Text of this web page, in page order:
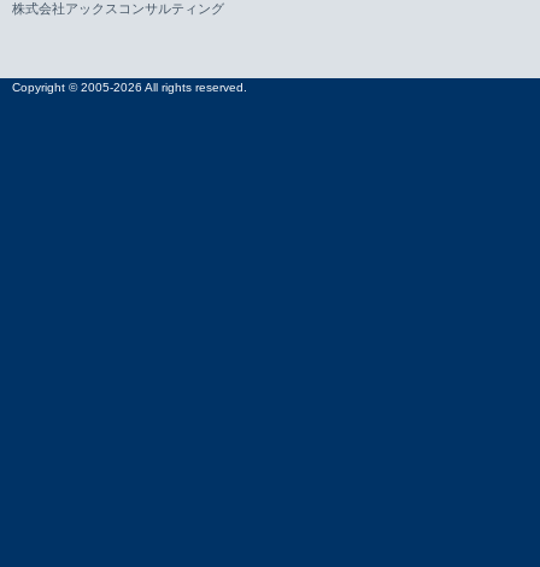
株式会社アックスコンサルティング
Copyright © 2005-2026 All rights reserved.